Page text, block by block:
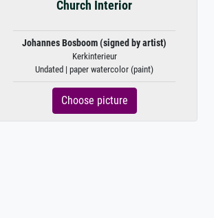
Church Interior
Johannes Bosboom (signed by artist)
Kerkinterieur
Undated | paper watercolor (paint)
Choose picture